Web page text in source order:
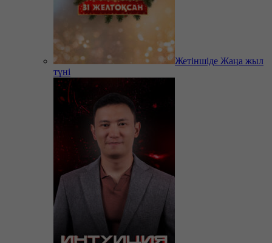
Жетіншіде Жаңа жыл
түні